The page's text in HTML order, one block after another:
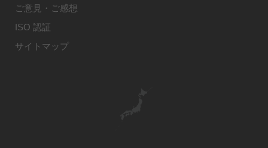
ご意見・ご感想
ISO 認証
サイトマップ